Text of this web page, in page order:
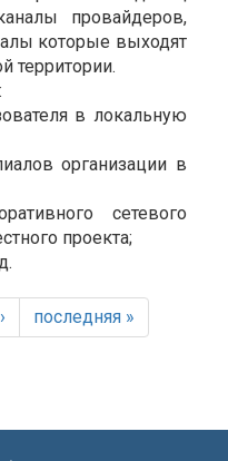
провайдеров,
которые выходят
территории.
в локальную
организации в
сетевого
проекта;
последняя »